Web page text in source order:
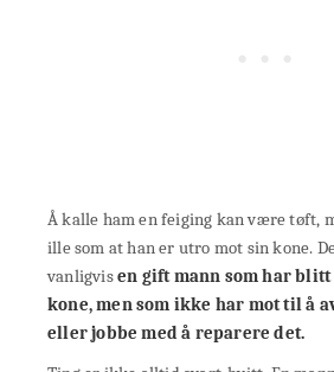
Å kalle ham en feiging kan være tøft,
ille som at han er utro mot sin kone.
vanligvisen gift mann som har
kone, men som ikke har mot til å
eller jobbe med å reparere det.